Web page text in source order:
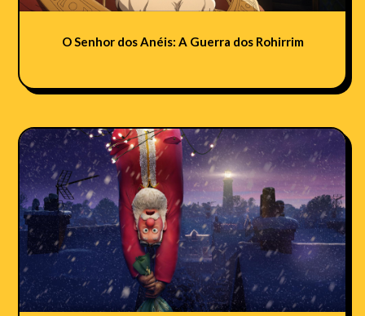
O Senhor dos Anéis: A Guerra dos Rohirrim